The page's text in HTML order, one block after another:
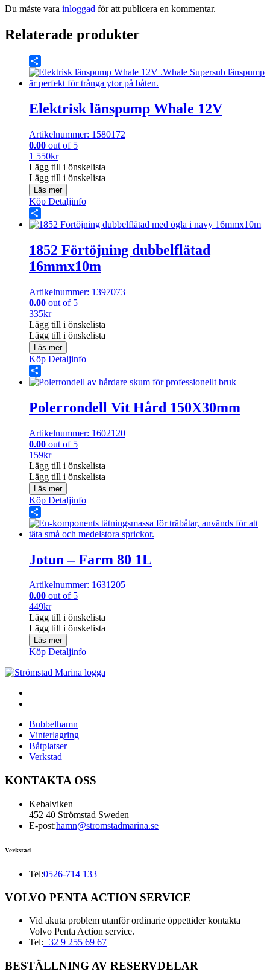
Du måste vara inloggad för att publicera en kommentar.
Relaterade produkter
Share
Elektrisk länspump Whale 12V
Artikelnummer: 1580172
0.00 out of 5
1 550kr
Lägg till i önskelista
Lägg till i önskelista
Läs mer
Köp Detaljinfo
Share
1852 Förtöjning dubbelflätad
16mmx10m
Artikelnummer: 1397073
0.00 out of 5
335kr
Lägg till i önskelista
Lägg till i önskelista
Läs mer
Köp Detaljinfo
Share
Polerrondell Vit Hård 150X30mm
Artikelnummer: 1602120
0.00 out of 5
159kr
Lägg till i önskelista
Lägg till i önskelista
Läs mer
Köp Detaljinfo
Share
Jotun – Farm 80 1L
Artikelnummer: 1631205
0.00 out of 5
449kr
Lägg till i önskelista
Lägg till i önskelista
Läs mer
Köp Detaljinfo
Bubbelhamn
Vinterlagring
Båtplatser
Verkstad
KONTAKTA OSS
Kebalviken
452 40 Strömstad Sweden
E-post:hamn@stromstadmarina.se
Verkstad
Tel:0526-714 133
VOLVO PENTA ACTION SERVICE
Vid akuta problem utanför ordinarie öppettider kontakta
Volvo Penta Action service.
Tel:+32 9 255 69 67
BESTÄLLNING AV RESERVDELAR